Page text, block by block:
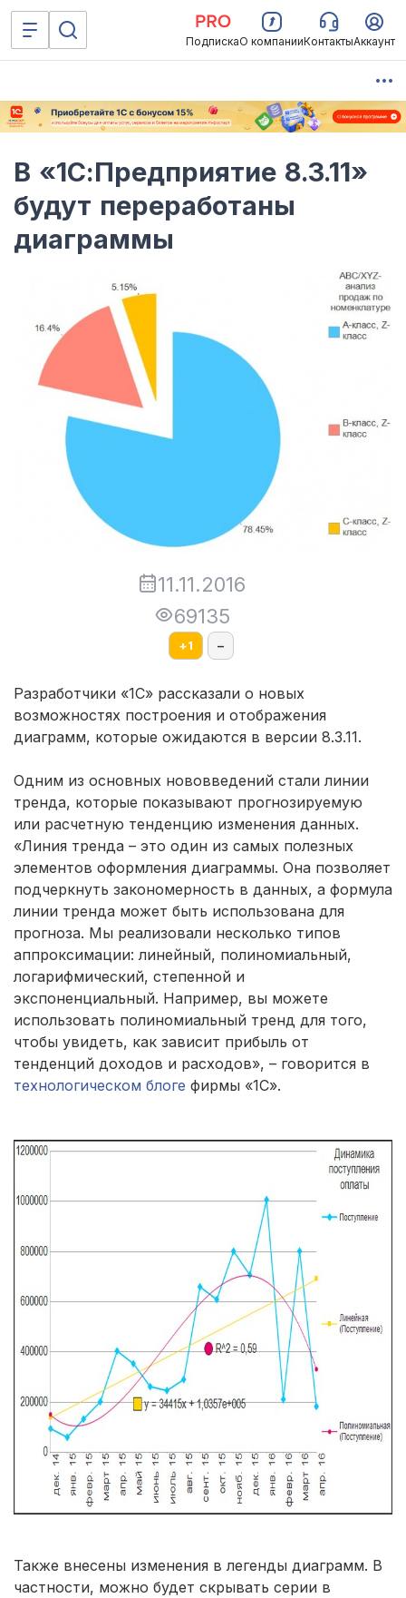
ПодпискаО компанииКонтактыАккаунт
В «1С:Предприятие 8.3.11»
будут переработаны
диаграммы
11.11.2016
69135
+1 –
Разработчики «1С» рассказали о новых
возможностях построения и отображения
диаграмм, которые ожидаются в версии 8.3.11.
Одним из основных нововведений стали линии
тренда, которые показывают прогнозируемую
или расчетную тенденцию изменения данных.
«Линия тренда – это один из самых полезных
элементов оформления диаграммы. Она позволяет
подчеркнуть закономерность в данных, а формула
линии тренда может быть использована для
прогноза. Мы реализовали несколько типов
аппроксимации: линейный, полиномиальный,
логарифмический, степенной и
экспоненциальный. Например, вы можете
использовать полиномиальный тренд для того,
чтобы увидеть, как зависит прибыль от
тенденций доходов и расходов», – говорится в
технологическом блоге фирмы «1С».
Также внесены изменения в легенды диаграмм. В
частности, можно будет скрывать серии в